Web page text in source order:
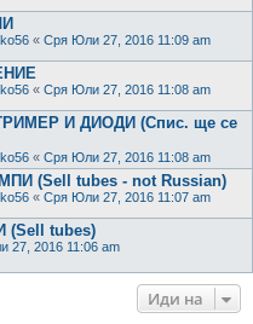
« Сря Юли 27, 2016 11:09 am
« Сря Юли 27, 2016 11:08 am
И ДИОДИ (Спис. ще се
« Сря Юли 27, 2016 11:08 am
(Sell tubes - not Russian)
« Сря Юли 27, 2016 11:07 am
(Sell tubes)
27, 2016 11:06 am
Иди на